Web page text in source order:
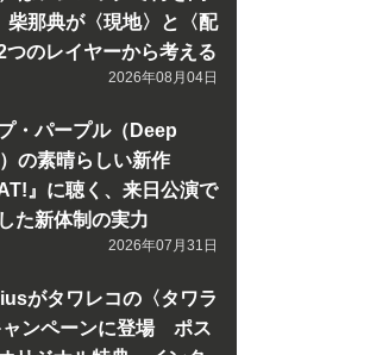
那典が〈現地〉と〈配
つのレイヤーから考える
2026年08月04日
・パープル（Deep
の素晴らしい新作
』に聴く、来日公演で
た新体制の実力
2026年07月31日
がタワレコの〈タワラ
ャンペーンに登場 ポス